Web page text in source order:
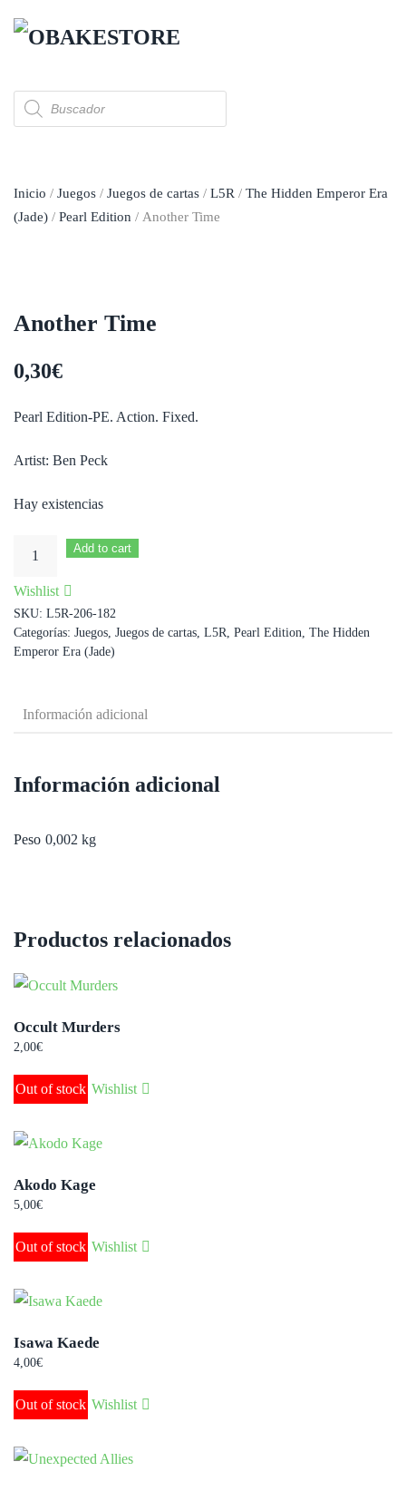
Búsqueda
de
productos
Inicio / Juegos / Juegos de cartas / L5R / The Hidden Emperor Era
(Jade) / Pearl Edition / Another Time
Another Time
0,30€
Pearl Edition-PE. Action. Fixed.
Artist: Ben Peck
Hay existencias
cantidad
Add to cart
Wishlist
SKU: L5R-206-182
Categorías: Juegos, Juegos de cartas, L5R, Pearl Edition, The Hidden
Emperor Era (Jade)
Información adicional
Información adicional
Peso 0,002 kg
Productos relacionados
Occult Murders
2,00€
Out of stock Wishlist
Akodo Kage
5,00€
Out of stock Wishlist
Isawa Kaede
4,00€
Out of stock Wishlist